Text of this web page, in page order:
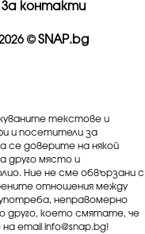
За контакти
© SNAP.bg
текстове и
и посетители за
се доверите на някой
друго място и
Ние не сме обвързани с
отношения между
неправомерно
друго, което смятате, че
email info@snap.bg!